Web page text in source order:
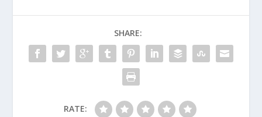
SHARE:
RATE: